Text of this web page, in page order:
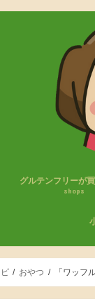
グルテンフリーが
shops
コンビニのグルテ
おやつ 「ワッフ